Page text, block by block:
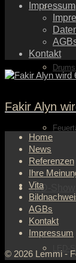
die
LED-Show
LED-
Impressum
Kontakt
Fakir Alyn
Home
News
Referenzen
Ihre
Vita
AGBs
Kontakt
Impressum
© 2026 Lemmi -